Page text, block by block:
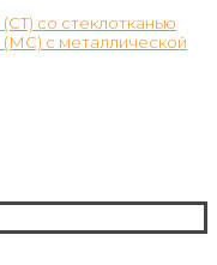
со стеклотканью
с металлической